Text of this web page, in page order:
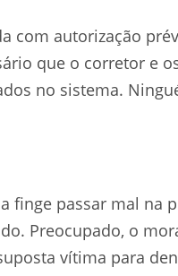
com autorização
que o corretor e
no sistema.
finge passar mal na
Preocupado, o
vítima para